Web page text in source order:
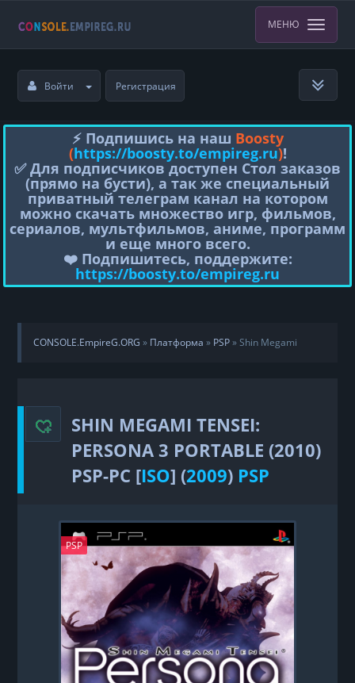
МЕНЮ
Войти Регистрация
⚡️ Подпишись на наш Boosty
(https://boosty.to/empireg.ru)!
✅ Для подписчиков доступен Стол заказов
(прямо на бусти), а так же специальный
приватный телеграм канал на котором
можно скачать множество игр, фильмов,
сериалов, мультфильмов, аниме, программ
и еще много всего.
❤️ Подпишитесь, поддержите:
https://boosty.to/empireg.ru
CONSOLE.EmpireG.ORG » Платформа » PSP» Shin Megami
SHIN MEGAMI TENSEI:
PERSONA 3 PORTABLE (2010)
PSP-PC [ISO] (2009) PSP
PSP